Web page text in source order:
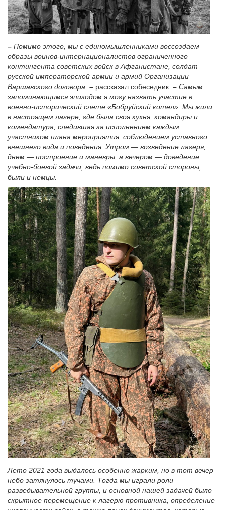
– Помимо этого, мы с единомышленниками воссоздаем
образы воинов-интернационалистов ограниченного
контингента советских войск в Афганистане, солдат
русской императорской армии и армий Организации
Варшавского договора, – рассказал собеседник. – Самым
запоминающимся эпизодом я могу назвать участие в
военно-исторический слете «Бобруйский котел». Мы жили
в настоящем лагере, где была своя кухня, командиры и
комендатура, следившая за исполнением каждым
участником плана мероприятия, соблюдением уставного
внешнего вида и поведения. Утром — возведение лагеря,
днем — построение и маневры, а вечером — доведение
учебно-боевой задачи, ведь помимо советской стороны,
были и немцы.
Лето 2021 года выдалось особенно жарким, но в тот вечер
небо затянулось тучами. Тогда мы играли роли
разведывательной группы, и основной нашей задачей было
скрытное перемещение к лагерю противника, определение